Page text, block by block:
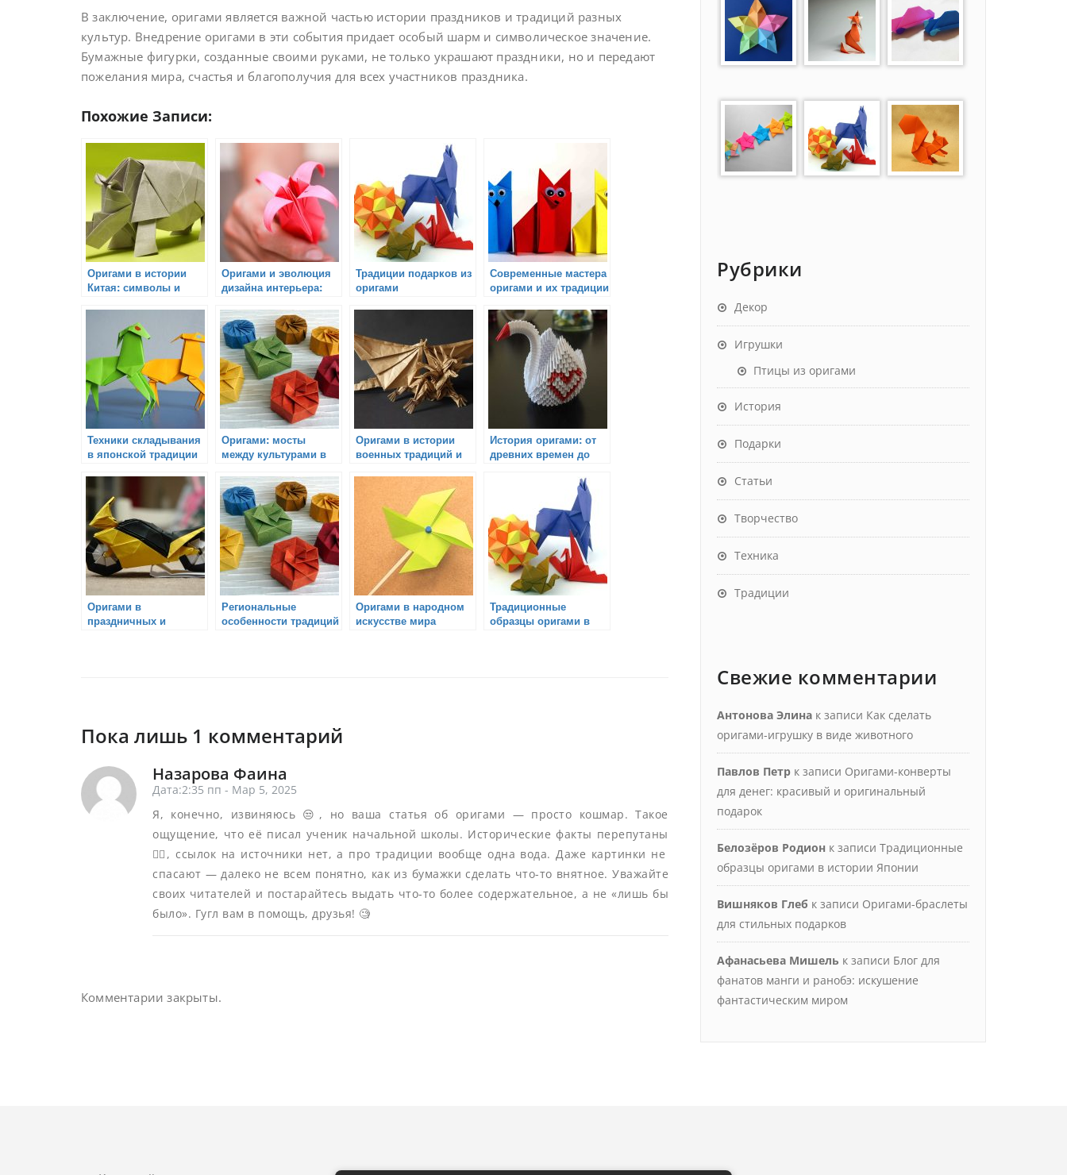
В заключение, оригами является важной частью истории праздников и традиций разных
культур. Внедрение оригами в эти события придает особый шарм и символическое значение.
Бумажные фигурки, созданные своими руками, не только украшают праздники, но и передают
пожелания мира, счастья и благополучия для всех участников праздника.
Похожие Записи:
Оригами в истории
Китая: символы и
Оригами и эволюция
дизайна интерьера:
новые тенденции
Традиции подарков из
оригами
Современные мастера
оригами и их традиции
Техники складывания
в японской традиции
Оригами: мосты
между культурами в
Оригами в истории
военных традиций и
История оригами: от
древних времен до
Оригами в
праздничных и
Региональные
особенности традиций
Оригами в народном
искусстве мира
Традиционные
образцы оригами в
Пока лишь 1 комментарий
Назарова Фаина
Дата:2:35 пп - Мар 5, 2025
Я, конечно, извиняюсь 😒, но ваша статья об оригами — просто кошмар. Такое
ощущение, что её писал ученик начальной школы. Исторические факты перепутаны
🤦‍♀️, ссылок на источники нет, а про традиции вообще одна вода. Даже картинки не
спасают — далеко не всем понятно, как из бумажки сделать что-то внятное. Уважайте
своих читателей и постарайтесь выдать что-то более содержательное, а не «лишь бы
было». Гугл вам в помощь, друзья! 🧐
Комментарии закрыты.
Рубрики
Декор
Игрушки
Птицы из оригами
История
Подарки
Статьи
Творчество
Техника
Традиции
Свежие комментарии
Антонова Элина к записи Как сделать
оригами-игрушку в виде животного
Павлов Петр к записи Оригами-конверты
для денег: красивый и оригинальный
подарок
Белозёров Родион к записи Традиционные
образцы оригами в истории Японии
Вишняков Глеб к записи Оригами-браслеты
для стильных подарков
Афанасьева Мишель к записи Блог для
фанатов манги и ранобэ: искушение
фантастическим миром